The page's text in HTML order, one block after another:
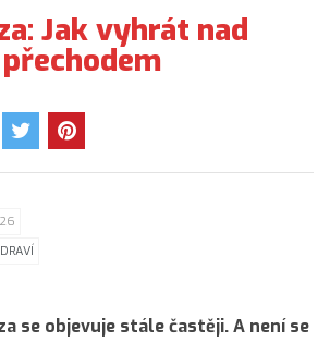
Jak vyhrát nad
se objevuje stále častěji. A není se